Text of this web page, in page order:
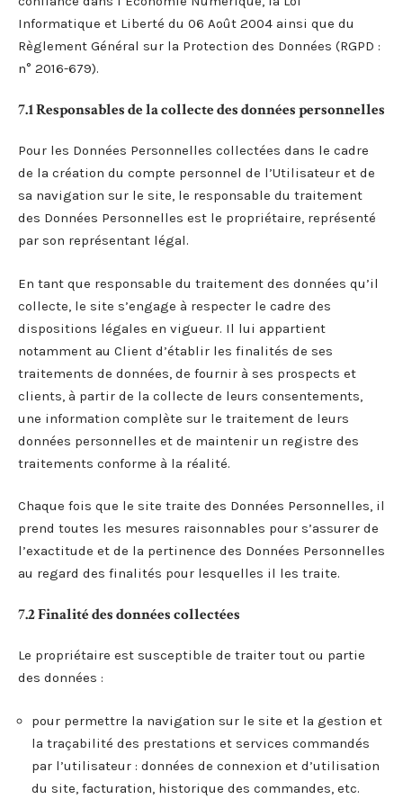
Informatique et Liberté du 06 Août 2004 ainsi que du
Règlement Général sur la Protection des Données (RGPD :
n° 2016-679).
7.1 Responsables de la collecte des données personnelles
Pour les Données Personnelles collectées dans le cadre
de la création du compte personnel de l’Utilisateur et de
sa navigation sur le site, le responsable du traitement
des Données Personnelles est le propriétaire, représenté
par son représentant légal.
En tant que responsable du traitement des données qu’il
collecte, le site s’engage à respecter le cadre des
dispositions légales en vigueur. Il lui appartient
notamment au Client d’établir les finalités de ses
traitements de données, de fournir à ses prospects et
clients, à partir de la collecte de leurs consentements,
une information complète sur le traitement de leurs
données personnelles et de maintenir un registre des
traitements conforme à la réalité.
Chaque fois que le site traite des Données Personnelles, il
prend toutes les mesures raisonnables pour s’assurer de
l’exactitude et de la pertinence des Données Personnelles
au regard des finalités pour lesquelles il les traite.
7.2 Finalité des données collectées
Le propriétaire est susceptible de traiter tout ou partie
des données :
pour permettre la navigation sur le site et la gestion et
la traçabilité des prestations et services commandés
par l’utilisateur : données de connexion et d’utilisation
du site, facturation, historique des commandes, etc.